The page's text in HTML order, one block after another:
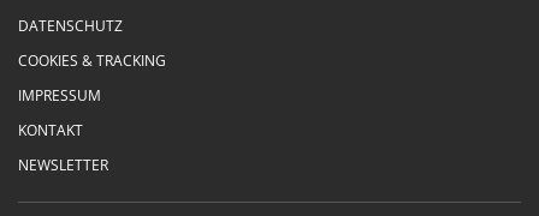
DATENSCHUTZ
COOKIES & TRACKING
IMPRESSUM
KONTAKT
NEWSLETTER